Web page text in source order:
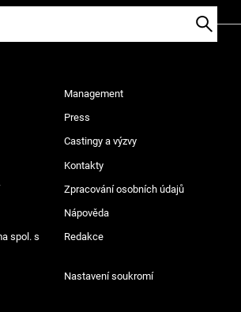
Management
Press
Castingy a výzvy
Kontakty
Zpracování osobních údajů
Nápověda
spol. s
Redakce
Nastavení soukromí